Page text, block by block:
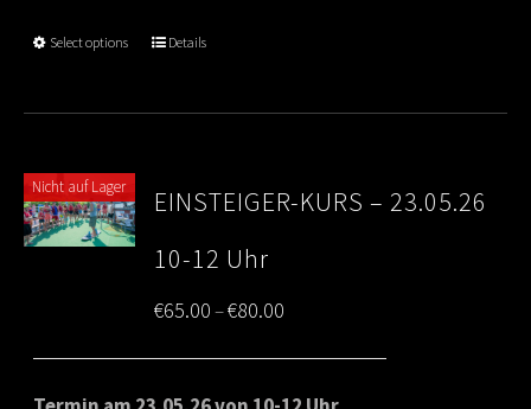
Select options Details
Nicht auf Lager
EINSTEIGER-KURS – 23.05.26
10-12 Uhr
€65.00–€80.00
range:
€65.00